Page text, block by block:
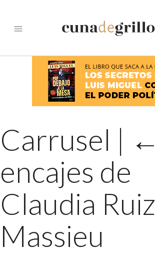
menu
Carrusel | ←
encajes de
Claudia Ruiz
Massieu